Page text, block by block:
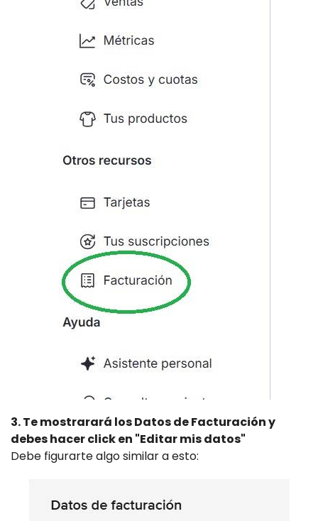
3. Te mostrarará los Datos de Facturación y
debes hacer click en "Editar mis datos"
Debe figurarte algo similar a esto: